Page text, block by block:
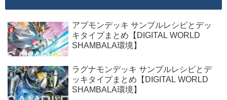
アプモンデッキ サンプルレシピとデッ
キタイプまとめ【DIGITAL WORLD
SHAMBALA環境】
ラグナモンデッキ サンプルレシピとデ
ッキタイプまとめ【DIGITAL WORLD
SHAMBALA環境】